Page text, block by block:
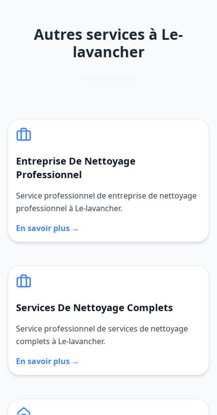
Autres services à Le-
lavancher
Entreprise De Nettoyage
Professionnel
Service professionnel de entreprise de nettoyage
professionnel à Le-lavancher.
En savoir plus →
Services De Nettoyage Complets
Service professionnel de services de nettoyage
complets à Le-lavancher.
En savoir plus →